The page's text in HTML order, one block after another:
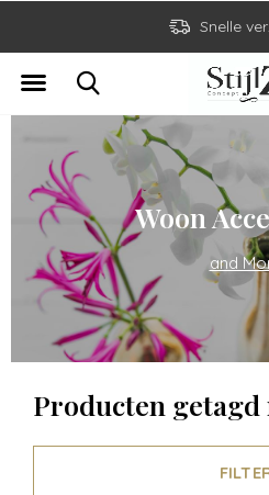
Snelle
Woon
and
Producten